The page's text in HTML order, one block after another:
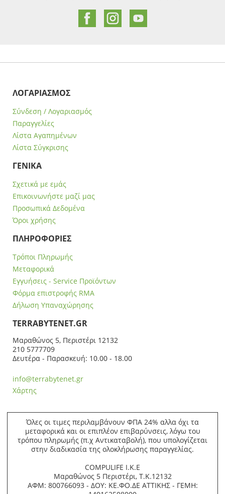
ΛΟΓΑΡΙΑΣΜΟΣ
Σύνδεση / Λογαριασμός
Παραγγελίες
Λίστα Αγαπημένων
Λίστα Σύγκρισης
ΓΕΝΙΚΑ
Σχετικά με εμάς
Επικοινωνήστε μαζί μας
Προσωπικά Δεδομένα
Όροι χρήσης
ΠΛΗΡΟΦΟΡΙΕΣ
Τρόποι Πληρωμής
Μεταφορικά
Εγγυήσεις - Service Προϊόντων
Φόρμα επιστροφής RMA
Δήλωση Υπαναχώρησης
ΤERRABYTENET.GR
Μαραθώνος 5, Περιστέρι 12132
210 5777709
Δευτέρα - Παρασκευή: 10.00 - 18.00
info@terrabytenet.gr
Χάρτης
Όλες οι τιμες περιλαμβάνουν ΦΠΑ 24% αλλα όχι τα
μεταφορικά και οι επιπλέον επιβαρύνσεις, λόγω του
τρόπου πληρωμής (π.χ Αντικαταβολή), που υπολογίζεται
στην διαδικασία της ολοκλήρωσης παραγγελίας.
COMPULIFE Ι.Κ.Ε
Μαραθώνος 5 Περιστέρι, Τ.Κ.12132
ΑΦΜ: 800766093 - ΔΟΥ: ΚΕ.ΦΟ.ΔΕ ΑΤΤΙΚΗΣ - ΓΕΜΗ: